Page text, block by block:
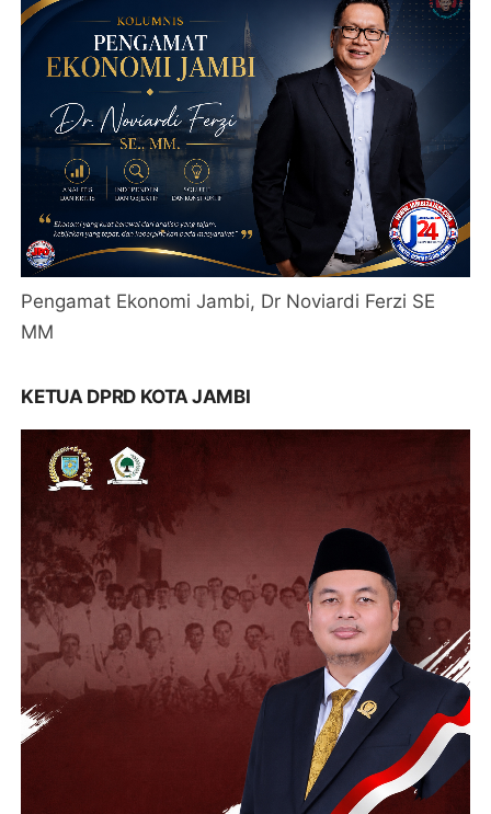
Pengamat Ekonomi Jambi, Dr Noviardi Ferzi SE
MM
KETUA DPRD KOTA JAMBI